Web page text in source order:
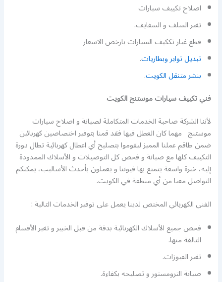
اصلاح تكييف سيارات
تغير السلف و السفايف.
قطع غيار تككيف السيارات بارخص الاسعار
تبديل تواير وبطاريات.
بنشر متنقل الكويت.
فني تكييف سيارات موستنج الكويت
لأننا الشركة صاحبة الخدمات المتكاملة لصيانة و اصلاح سيارات
موستنج مهما كان العطل فيها فقد قمنا بتوفير اختصاصين كهربائين
ضمن طاقم عملنا المميز ليقوموا بتصليح أي اعطال كهربائية تطال دورة
التكييف كلها مع صيانة و فحص كل التوصيلات و الأسلاك الممدودة
إليه، خبرة واسعة يتمتع بها فيوننا و يعملون بأحدث الأساليب، يمكنكم
التواصل معنا من أي منطقة في الكويت.
الفني الكهربائي المختص لدينا يعمل على توفير الخدمات التالية :
فحص جميع الأسلاك الكهربائية بدقة من قبل الخبير و تغير الأقسام
التالفة منها.
تغير الفيوزات.
صيانة الترومستور و تصليحه بكفاءة.